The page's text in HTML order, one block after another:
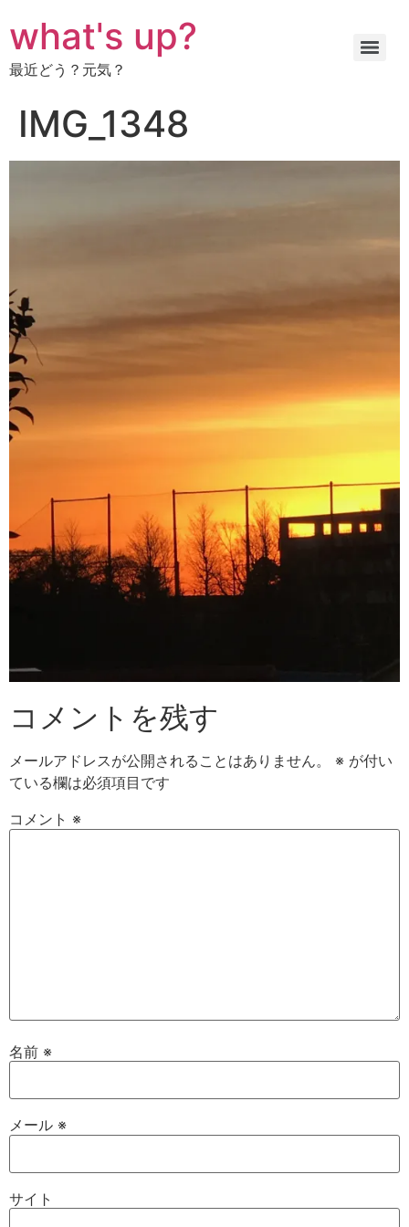
ン
ン
キ
what's up?
最近どう？元気？
IMG_1348
コメントを残す
メールアドレスが公開されることはありません。 ※ が付い
ている欄は必須項目です
コメント ※
名前 ※
メール ※
サイト